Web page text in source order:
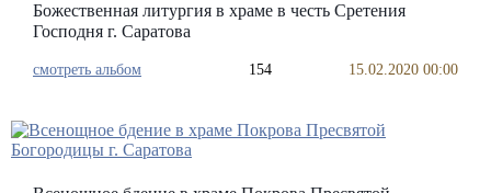
Божественная литургия в храме в честь Сретения
Господня г. Саратова
смотреть альбом 154 15.02.2020 00:00